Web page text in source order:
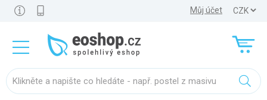
Můj účet